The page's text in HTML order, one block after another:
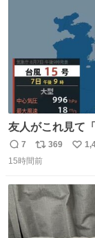
友人がこれ見て
か見えなくなっ
返
信
7
リ
ポ
ト
369
い
15時間前